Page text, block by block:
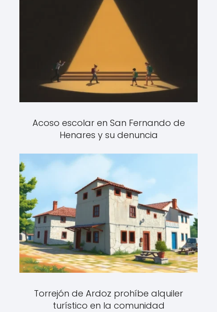
Acoso escolar en San Fernando de
Henares y su denuncia
Torrejón de Ardoz prohíbe alquiler
turístico en la comunidad